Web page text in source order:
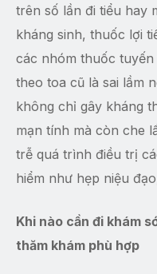
trên số lần đi tiểu hay
kháng sinh, thuốc lợi
các nhóm thuốc
theo toa cũ là sai lầm
không chỉ gây kháng
mạn tính mà còn che
trễ quá trình điều trị
hiểm như hẹp niệu
Khi nào cần đi khám
thăm khám phù hợp